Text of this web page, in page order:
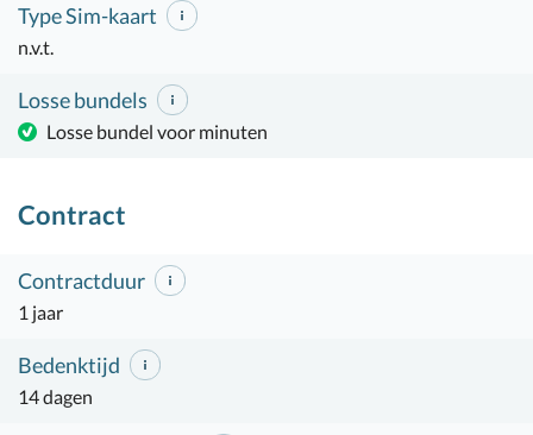
Type Sim-kaart
n.v.t.
Losse bundels
Losse bundel voor minuten
Contract
Contractduur
1 jaar
Bedenktijd
14 dagen